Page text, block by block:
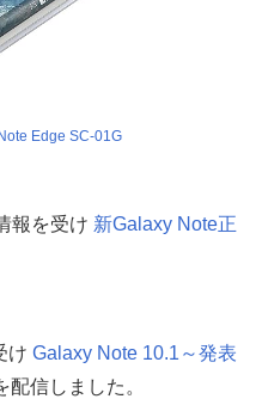
Edge SC-01G
報を受け 新Galaxy Note正
け Galaxy Note 10.1～発表
配信しました。